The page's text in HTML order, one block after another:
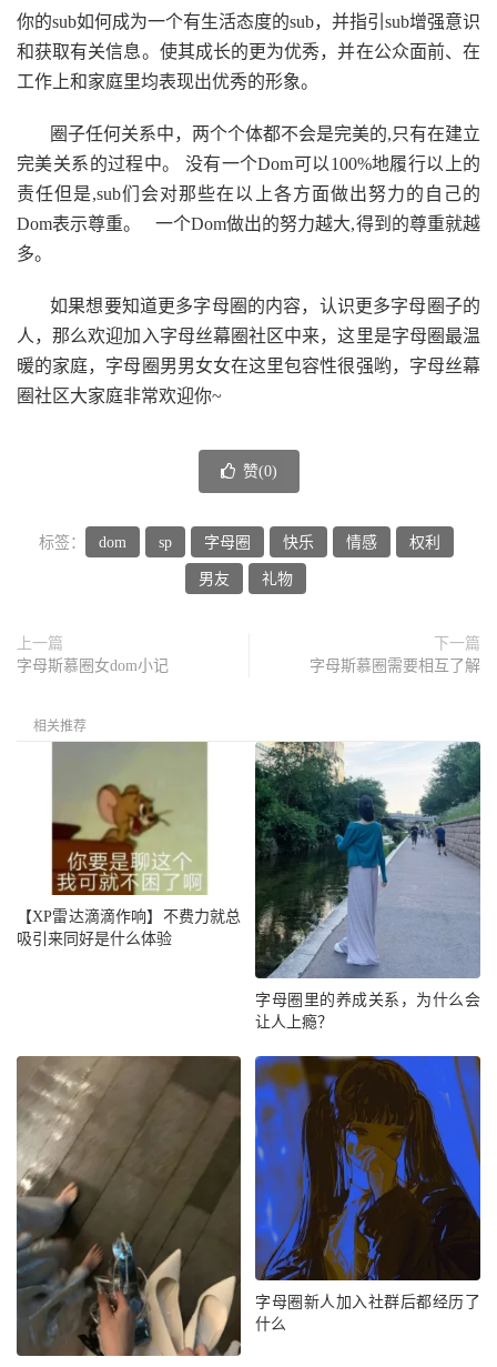
你的sub如何成为一个有生活态度的sub，并指引sub增强意识
和获取有关信息。使其成长的更为优秀，并在公众面前、在
工作上和家庭里均表现出优秀的形象。
圈子任何关系中，两个个体都不会是完美的,只有在建立
完美关系的过程中。 没有一个Dom可以100%地履行以上的
责任但是,sub们会对那些在以上各方面做出努力的自己的
Dom表示尊重。 一个Dom做出的努力越大,得到的尊重就越
多。
如果想要知道更多字母圈的内容，认识更多字母圈子的
人，那么欢迎加入字母丝幕圈社区中来，这里是字母圈最温
暖的家庭，字母圈男男女女在这里包容性很强哟，字母丝幕
圈社区大家庭非常欢迎你~
赞(0)
标签： dom sp 字母圈 快乐 情感 权利
男友 礼物
上一篇
字母斯慕圈女dom小记
下一篇
字母斯慕圈需要相互了解
相关推荐
【XP雷达滴滴作响】不费力就总
吸引来同好是什么体验
字母圈里的养成关系，为什么会
让人上瘾？
字母圈新人加入社群后都经历了
什么